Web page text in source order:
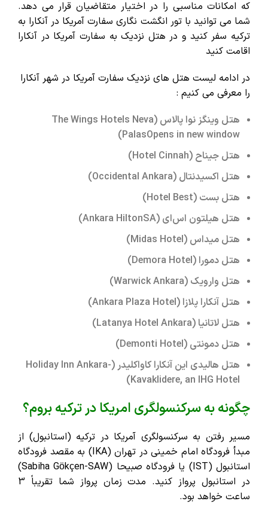
که امکانات مناسبی را در اختیار متقاضیان قرار می دهد.
شما می توانید با تور انگشت نگاری سفارت آمریکا در آنکارا به
ترکیه سفر کنید و در هتل نزدیک به سفارت آمریکا در آنکارا
اقامت کنید
در ادامه لیست هتل های نزدیک سفارت آمریکا در شهر آنکارا
را معرفی می کنیم :
هتل وینگز نوا پالاس (The Wings Hotels Neva
PalasOpens in new window)
هتل جیناح (Hotel Cinnah)
هتل اکسیدنتال (Occidental Ankara)
هتل بست (Hotel Best)
هتل هیلتون اس‌ای (Ankara HiltonSA)
هتل میداس (Midas Hotel)
هتل دمورا (Demora Hotel)
هتل وارویک (Warwick Ankara)
هتل آنکارا پلازا (Ankara Plaza Hotel)
هتل لاتانیا (Latanya Hotel Ankara)
هتل دمونتی (Demonti Hotel)
هتل هالیدی این آنکارا کاواکلیدر (Holiday Inn Ankara-
Kavaklidere, an IHG Hotel)
چگونه به سرکنسولگری امریکا در ترکیه بروم؟
مسیر رفتن به سرکنسولگری آمریکا در ترکیه (استانبول) از
مبدأ فرودگاه امام خمینی در تهران (IKA) به مقصد فرودگاه
استانبول (IST) یا فرودگاه صبیحا (Sabiha Gökçen-SAW)
در استانبول پرواز کنید. مدت ‌زمان پرواز شما تقریباً 3
ساعت خواهد بود.